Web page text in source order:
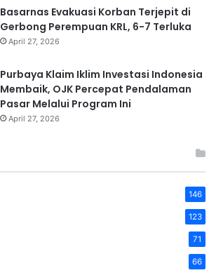
Basarnas Evakuasi Korban Terjepit di
Gerbong Perempuan KRL, 6-7 Terluka
April 27, 2026
Purbaya Klaim Iklim Investasi Indonesia
Membaik, OJK Percepat Pendalaman
Pasar Melalui Program Ini
April 27, 2026
146
123
71
66